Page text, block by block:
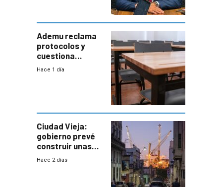
Ademu reclama
protocolos y
cuestiona
demora de
Hace 1 día
Ciudad Vieja:
gobierno prevé
construir unas
mil viviendas en
Hace 2 días